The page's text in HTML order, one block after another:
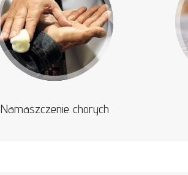
Namaszczenie chorych